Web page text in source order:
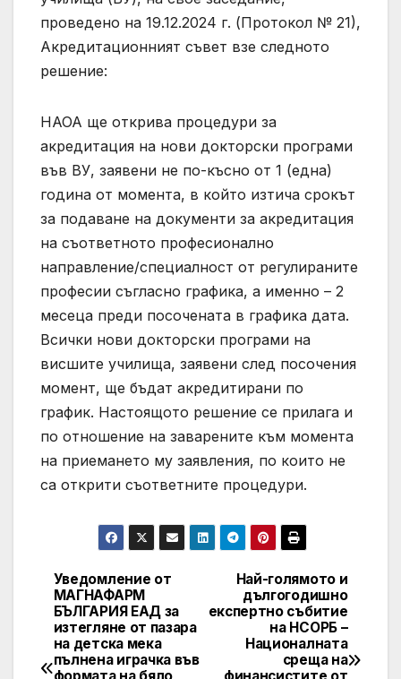
проведено на 19.12.2024 г. (Протокол № 21),
Акредитационният съвет взе следното
решение:
НАОА ще открива процедури за
акредитация на нови докторски програми
във ВУ, заявени не по-късно от 1 (една)
година от момента, в който изтича срокът
за подаване на документи за акредитация
на съответното професионално
направление/специалност от регулираните
професии съгласно графика, а именно – 2
месеца преди посочената в графика дата.
Всички нови докторски програми на
висшите училища, заявени след посочения
момент, ще бъдат акредитирани по
график. Настоящото решение се прилага и
по отношение на заварените към момента
на приемането му заявления, по които не
са открити съответните процедури.
Post
navigation
Най-голямото и
дългогодишно
експертно събитие
на НСОРБ –
Националната
среща на
Уведомление от
МАГНАФАРМ
БЪЛГАРИЯ ЕАД за
изтегляне от пазара
на детска мека
пълнена играчка във